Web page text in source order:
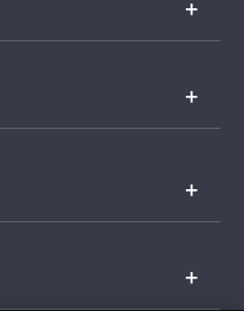
a futárnak
szelvényen, a
nem teljesíti
jog illeti meg,
14 napon belül
időközben kifizette a